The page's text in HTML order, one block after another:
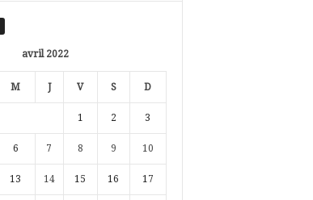
avril 2022
M J V S D
1 2 3
6 7 8 9 10
13 14 15 16 17